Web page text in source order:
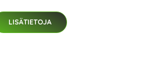
LISÄTIETOJA